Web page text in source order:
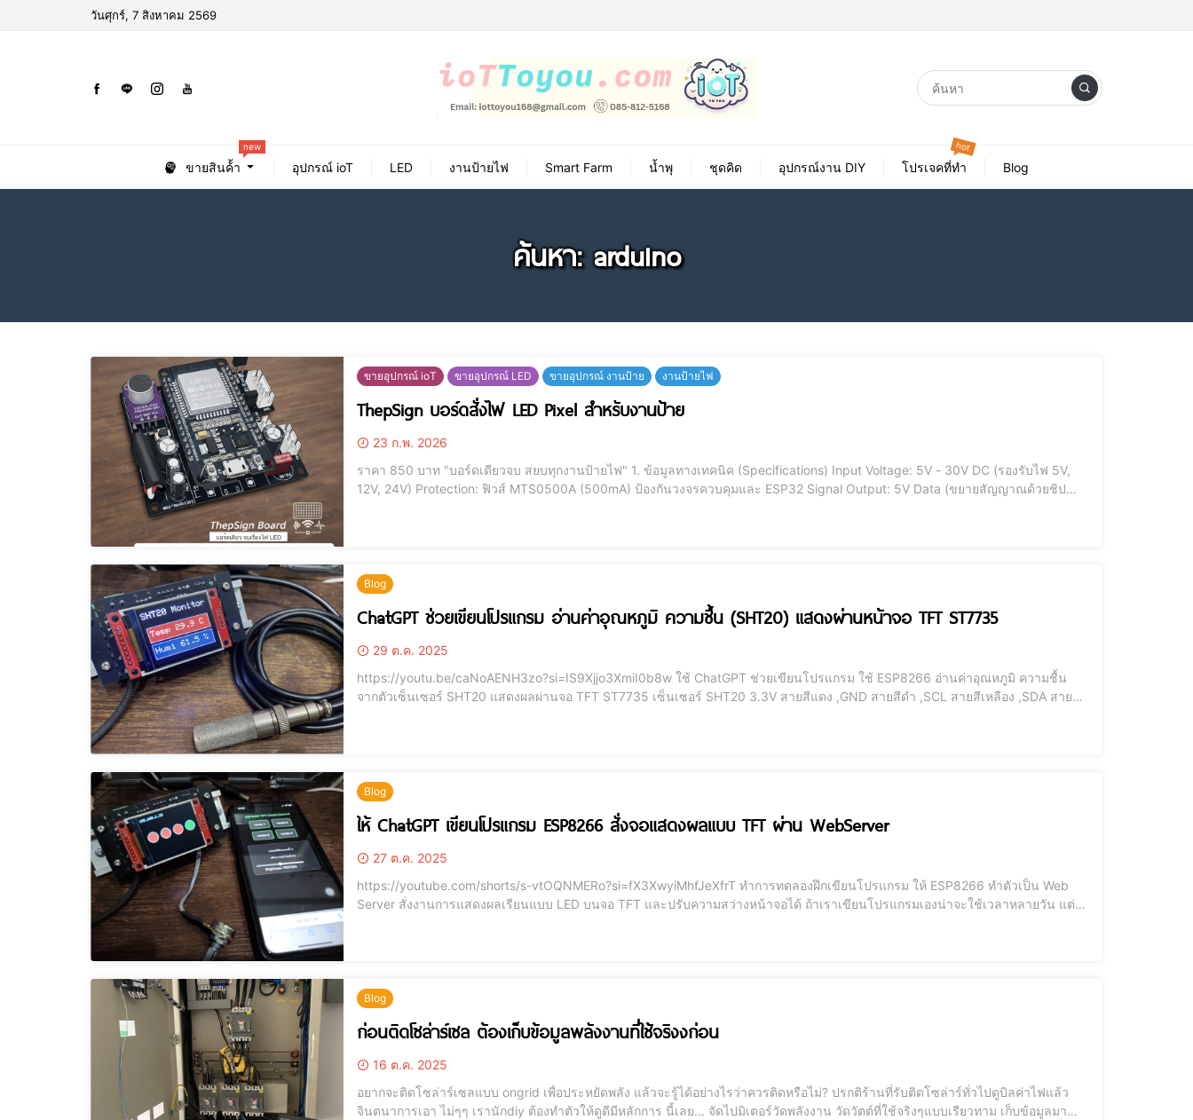
วันศุกร์, 7 สิงหาคม 2569
ขายสินค้้า
new
อุปกรณ์ ioT LED งานป้ายไฟ Smart Farm น้ำพุ ชุดคิด อุปกรณ์งาน DIY โปรเจคที่ทำ
hot
Blog
ค้นหา: arduino
ขายอุปกรณ์ ioT ขายอุปกรณ์ LED ขายอุปกรณ์ งานป้าย งานป้ายไฟ
ThepSign บอร์ดสั่งไฟ LED Pixel สำหรับงานป้าย
23 ก.พ. 2026
ราคา 850 บาท "บอร์ดเดียวจบ สยบทุกงานป้ายไฟ" 1. ข้อมูลทางเทคนิค (Specifications) Input Voltage: 5V - 30V DC (รองรับไฟ 5V,
12V, 24V) Protection: ฟิวส์ MTS0500A (500mA) ป้องกันวงจรควบคุมและ ESP32 Signal Output: 5V Data (ขยายสัญญาณด้วยชิป
Blog
ChatGPT ช่วยเขียนโปรแกรม อ่านค่าอุณหภูมิ ความชื้น (SHT20) แสดงผ่านหน้าจอ TFT ST7735
29 ต.ค. 2025
https://youtu.be/caNoAENH3zo?si=IS9Xjjo3XmiI0b8w ใช้ ChatGPT ช่วยเขียนโปรแกรม ใช้ ESP8266 อ่านค่าอุณหภูมิ ความชื้น
จากตัวเซ็นเซอร์ SHT20 แสดงผลผ่านจอ TFT ST7735 เซ็นเซอร์ SHT20 3.3V สายสีแดง ,GND สายสีดำ ,SCL สายสีเหลือง ,SDA สายสี
Blog
ให้ ChatGPT เขียนโปรแกรม ESP8266 สั่งจอแสดงผลแบบ TFT ผ่าน WebServer
27 ต.ค. 2025
https://youtube.com/shorts/s-vtOQNMERo?si=fX3XwyiMhfJeXfrT ทำการทดลองฝึกเขียนโปรแกรม ให้ ESP8266 ทำตัวเป็น Web
Server สั่งงานการแสดงผลเรียนแบบ LED บนจอ TFT และปรับความสว่างหน้าจอได้ ถ้าเราเขียนโปรแกรมเองน่าจะใช้เวลาหลายวัน แต่
Blog
ก่อนติดโซล่าร์เซล ต้องเก็บข้อมูลพลังงานที่ใช้จริงงก่อน
16 ต.ค. 2025
อยากจะติดโซล่าร์เซลแบบ ongrid เพื่อประหยัดพลัง แล้วจะรู้ได้อย่างไรว่าควรติดหรือไม่? ปรกติร้านที่รับติดโซล่าร์ทั่วไปดูบิลค่าไฟแล้ว
จินตนาการเอา ไม่ๆๆ เรานักdiy ต้องทำตัวให้ดูดีมีหลักการ นี้เลย... จัดไปมิเตอร์วัดพลังงาน วัดวัตต์ที่ใช้จริงๆแบบเรียวทาม เก็บข้อมูลมา